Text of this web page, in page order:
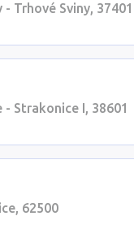
Trhové Sviny, 37401
Strakonice I, 38601
62500